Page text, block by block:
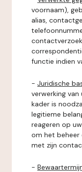
voornaam),
alias,
functie indien
- Juridische
verwerking
kader is
legitieme
reageren op
om het beheer
met zijn
-